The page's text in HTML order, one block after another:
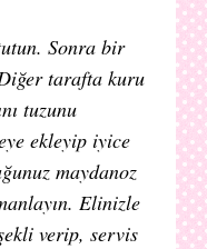
Sonra bir
Diğer tarafta kuru
tuzunu
ekleyip iyice
maydanoz
Elinizle
verip, servis